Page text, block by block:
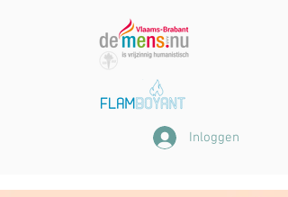
Inloggen